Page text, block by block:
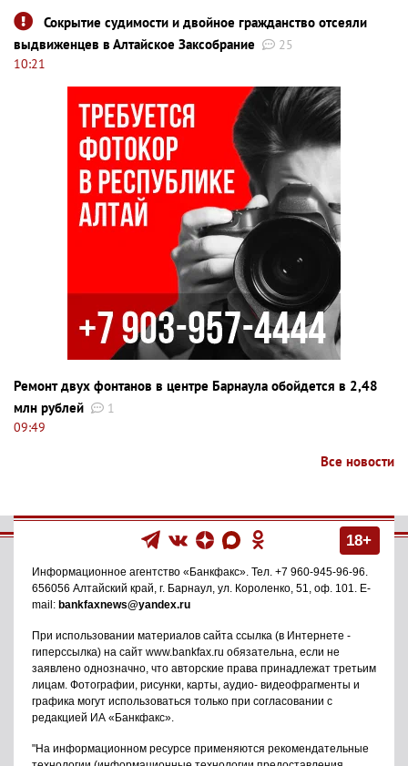
Сокрытие судимости и двойное гражданство отсеяли
выдвиженцев в Алтайское Заксобрание
25
10:21
Ремонт двух фонтанов в центре Барнаула обойдется в 2,48
млн рублей
1
09:49
Все новости
18+
Информационное агентство «Банкфакс». Тел. +7 960-945-96-96.
656056 Алтайский край, г. Барнаул, ул. Короленко, 51, оф. 101. E-
mail: bankfaxnews@yandex.ru
При использовании материалов сайта ссылка (в Интернете -
гиперссылка) на сайт www.bankfax.ru обязательна, если не
заявлено однозначно, что авторские права принадлежат третьим
лицам. Фотографии, рисунки, карты, аудио- видеофрагменты и
графика могут использоваться только при согласовании с
редакцией ИА «Банкфакс».
"На информационном ресурсе применяются рекомендательные